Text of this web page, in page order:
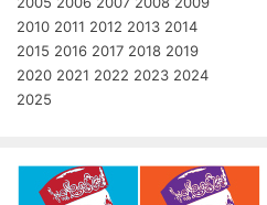
2010 2011 2012 2013 2014
2015 2016 2017 2018 2019
2020 2021 2022 2023 2024
2025